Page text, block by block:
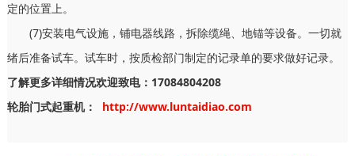
定的位置上。
(7)安装电气设施，铺电器线路，拆除缆绳、地锚等设备。一切就
绪后准备试车。试车时，按质检部门制定的记录单的要求做好记录。
了解更多详细情况欢迎致电：17084804208
轮胎门式起重机：
http://www.luntaidiao.com